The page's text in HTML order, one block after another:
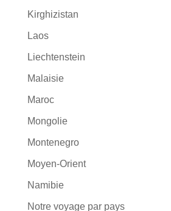
Kirghizistan
Laos
Liechtenstein
Malaisie
Maroc
Mongolie
Montenegro
Moyen-Orient
Namibie
Notre voyage par pays